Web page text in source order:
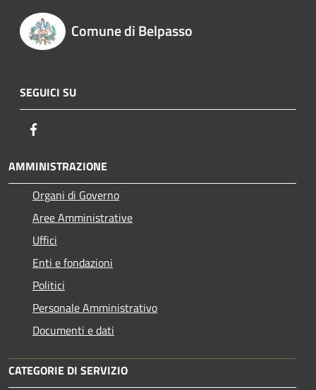
Comune di Belpasso
SEGUICI SU
AMMINISTRAZIONE
Organi di Governo
Aree Amministrative
Uffici
Enti e fondazioni
Politici
Personale Amministrativo
Documenti e dati
CATEGORIE DI SERVIZIO